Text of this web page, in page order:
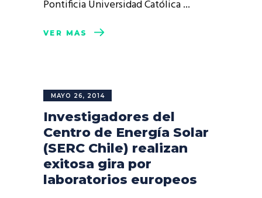
Pontificia Universidad Católica
VER MÁS
MAYO 26, 2014
Investigadores del
Centro de Energía Solar
(SERC Chile) realizan
exitosa gira por
laboratorios europeos